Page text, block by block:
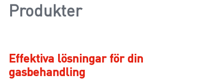
Produkter
Effektiva lösningar för din
gasbehandling